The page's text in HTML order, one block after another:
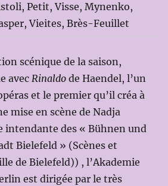
Petit, Visse, Mynenko,
Vieites, Brès-Feuillet
scénique de la saison,
avecRinaldo de Haendel, l’un
et le premier qu’il créa à
mise en scène de Nadja
intendante des « Bühnen und
Bielefeld » (Scènes et
de Bielefeld)) , l’Akademie
est dirigée par le très